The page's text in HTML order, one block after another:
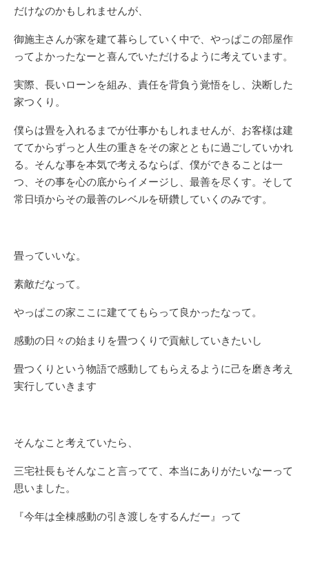
だけなのかもしれませんが、
御施主さんが家を建て暮らしていく中で、やっぱこの部屋作
ってよかったなーと喜んでいただけるように考えています。
実際、長いローンを組み、責任を背負う覚悟をし、決断した
家つくり。
僕らは畳を入れるまでが仕事かもしれませんが、お客様は建
ててからずっと人生の重きをその家とともに過ごしていかれ
る。そんな事を本気で考えるならば、僕ができることは一
つ、その事を心の底からイメージし、最善を尽くす。そして
常日頃からその最善のレベルを研鑽していくのみです。
畳っていいな。
素敵だなって。
やっぱこの家ここに建ててもらって良かったなって。
感動の日々の始まりを畳つくりで貢献していきたいし
畳つくりという物語で感動してもらえるように己を磨き考え
実行していきます
そんなこと考えていたら、
三宅社長もそんなこと言ってて、本当にありがたいなーって
思いました。
『今年は全棟感動の引き渡しをするんだー』って